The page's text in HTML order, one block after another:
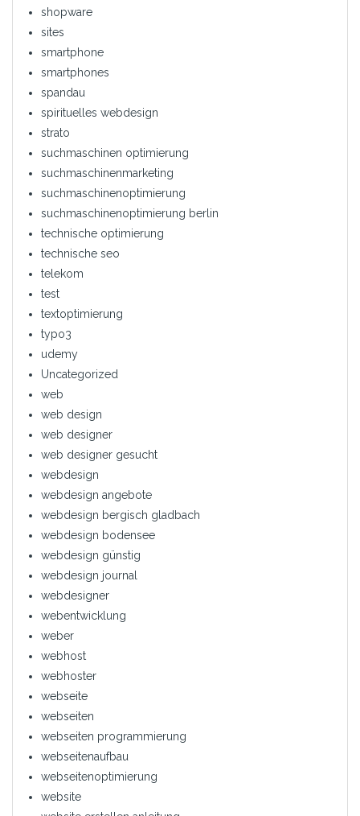
shopware
sites
smartphone
smartphones
spandau
spirituelles webdesign
strato
suchmaschinen optimierung
suchmaschinenmarketing
suchmaschinenoptimierung
suchmaschinenoptimierung berlin
technische optimierung
technische seo
telekom
test
textoptimierung
typo3
udemy
Uncategorized
web
web design
web designer
web designer gesucht
webdesign
webdesign angebote
webdesign bergisch gladbach
webdesign bodensee
webdesign günstig
webdesign journal
webdesigner
webentwicklung
weber
webhost
webhoster
webseite
webseiten
webseiten programmierung
webseitenaufbau
webseitenoptimierung
website